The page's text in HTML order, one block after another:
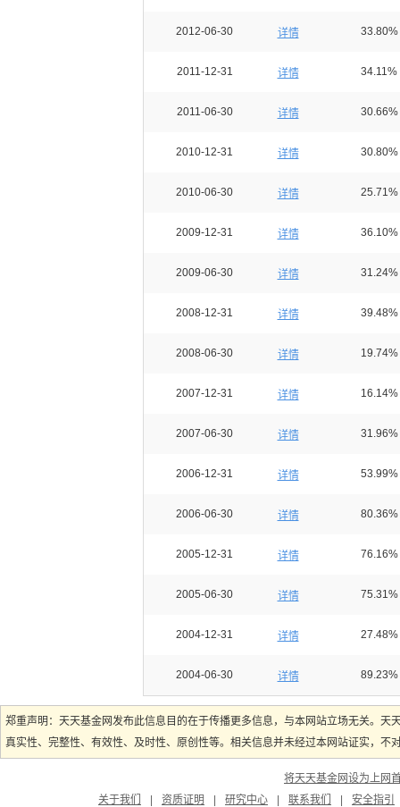
2012-06-30 详情 33.80%
2011-12-31 详情 34.11%
2011-06-30 详情 30.66%
2010-12-31 详情 30.80%
2010-06-30 详情 25.71%
2009-12-31 详情 36.10%
2009-06-30 详情 31.24%
2008-12-31 详情 39.48%
2008-06-30 详情 19.74%
2007-12-31 详情 16.14%
2007-06-30 详情 31.96%
2006-12-31 详情 53.99%
2006-06-30 详情 80.36%
2005-12-31 详情 76.16%
2005-06-30 详情 75.31%
2004-12-31 详情 27.48%
2004-06-30 详情 89.23%
郑重声明：天天基金网发布此信息目的在于传播更多信息，与本网站立场无关。
真实性、完整性、有效性、及时性、原创性等。相关信息并未经过本网站证实，
将天天基金网设为上网
关于我们
资质证明 研究中心 联系我们
安全指引